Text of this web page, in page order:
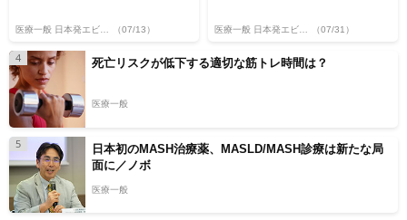
医療一般 日本発エビデンス （07/13） 医療一般 日本発エビデンス （07/31）
4 死亡リスクが低下する適切な筋トレ時間は？
医療一般
5
日本初のMASH治療薬、MASLD/MASH診療は新たな局
面に／ノボ
医療一般